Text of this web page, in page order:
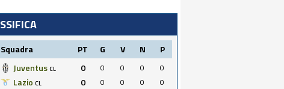
Squadra PT G V N P
Juventus CL 0 0 0 0
0
Lazio CL 0 0 0 0
0